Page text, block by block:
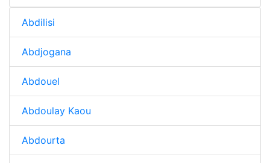
Abdilisi
Abdjogana
Abdouel
Abdoulay Kaou
Abdourta